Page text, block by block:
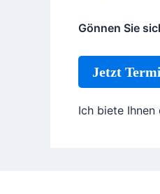
Gönnen Sie
Jetzt
Ich biete Ihnen